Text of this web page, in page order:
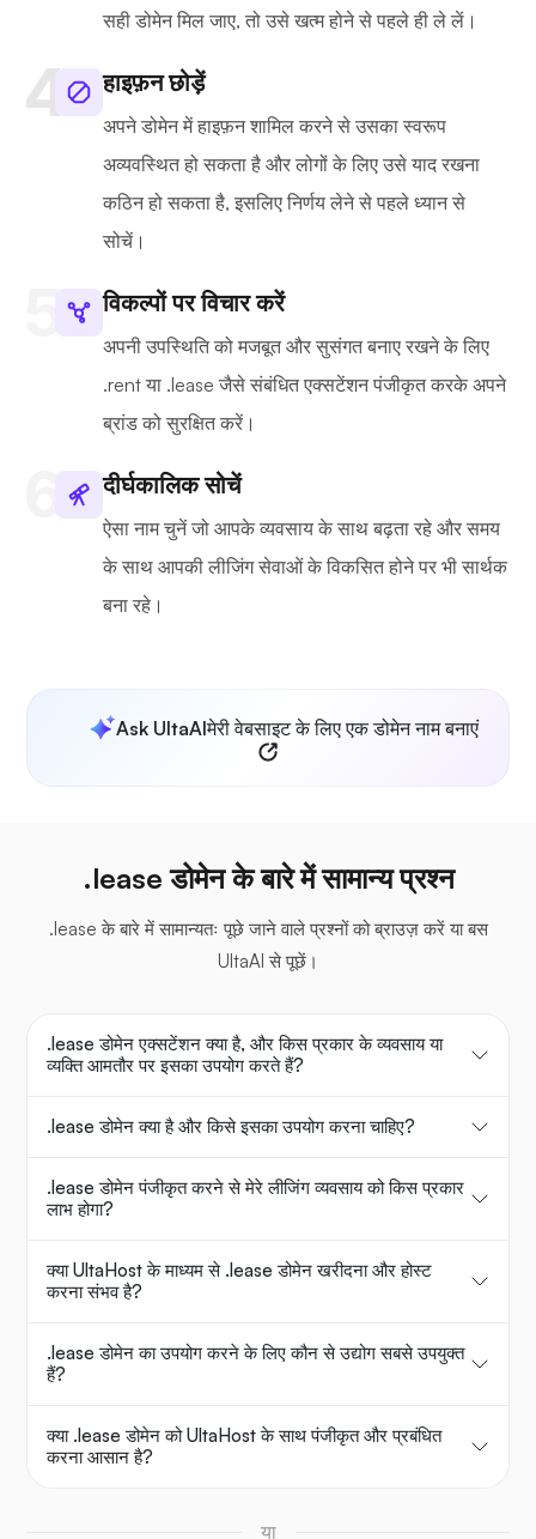
सही डोमेन मिल जाए, तो उसे खत्म होने से पहले ही ले लें।
हाइफ़न छोड़ें
अपने डोमेन में हाइफ़न शामिल करने से उसका स्वरूप
अव्यवस्थित हो सकता है और लोगों के लिए उसे याद रखना
कठिन हो सकता है, इसलिए निर्णय लेने से पहले ध्यान से
सोचें।
विकल्पों पर विचार करें
अपनी उपस्थिति को मजबूत और सुसंगत बनाए रखने के लिए
.rent या .lease जैसे संबंधित एक्सटेंशन पंजीकृत करके अपने
ब्रांड को सुरक्षित करें।
दीर्घकालिक सोचें
ऐसा नाम चुनें जो आपके व्यवसाय के साथ बढ़ता रहे और समय
के साथ आपकी लीजिंग सेवाओं के विकसित होने पर भी सार्थक
बना रहे।
Ask UltaAIमेरी वेबसाइट के लिए एक डोमेन नाम बनाएं
.lease डोमेन के बारे में सामान्य प्रश्न
.lease के बारे में सामान्यतः पूछे जाने वाले प्रश्नों को ब्राउज़ करें या बस
UltaAI से पूछें।
.lease डोमेन एक्सटेंशन क्या है, और किस प्रकार के व्यवसाय या
व्यक्ति आमतौर पर इसका उपयोग करते हैं?
.lease डोमेन क्या है और किसे इसका उपयोग करना चाहिए?
.lease डोमेन पंजीकृत करने से मेरे लीजिंग व्यवसाय को किस प्रकार
लाभ होगा?
क्या UltaHost के माध्यम से .lease डोमेन खरीदना और होस्ट
करना संभव है?
.lease डोमेन का उपयोग करने के लिए कौन से उद्योग सबसे उपयुक्त
हैं?
क्या .lease डोमेन को UltaHost के साथ पंजीकृत और प्रबंधित
करना आसान है?
या